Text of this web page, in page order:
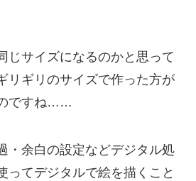
じサイズになるのかと思って
リギリのサイズで作った方が
ですね……
・余白の設定などデジタル処
ってデジタルで絵を描くこと